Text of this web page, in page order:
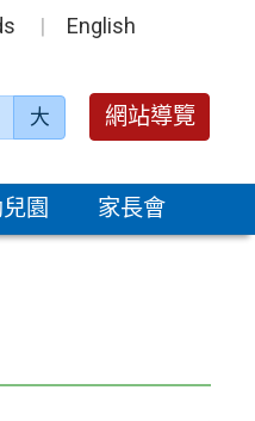
English
大 網站導覽
園 家長會